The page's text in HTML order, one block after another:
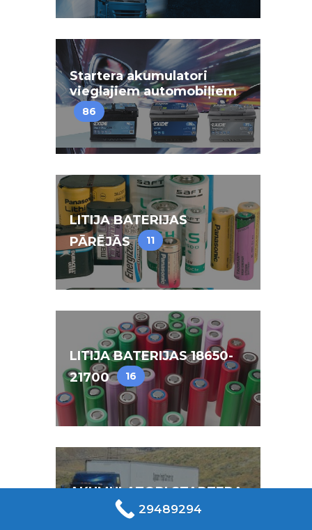
Startera akumulatori
vieglajiem automobiļiem
86
LITIJA BATERIJAS
PĀRĒJĀS
11
LITIJA BATERIJAS 18650-
21700
16
AKUMULATORI STARTERA
29489294